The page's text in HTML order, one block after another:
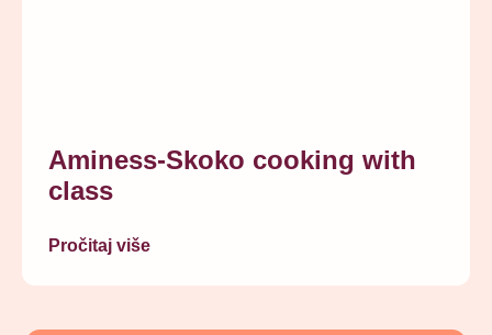
Aminess-Skoko cooking with
class
Pročitaj više